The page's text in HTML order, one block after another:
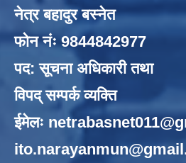
नेत्र बहादुर बस्नेत
फोन नंः 9844842977
पद: सूचना अधिकारी तथा
विपद् सम्पर्क व्यक्ति
ईमेलः